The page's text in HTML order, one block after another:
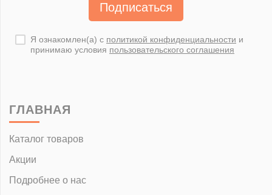
Подписаться
Я ознакомлен(а) с политикой конфиденциальности и
принимаю условия пользовательского соглашения
ГЛАВНАЯ
Каталог товаров
Акции
Подробнее о нас